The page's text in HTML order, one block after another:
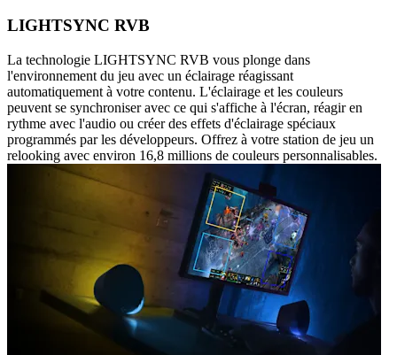
LIGHTSYNC RVB
La technologie LIGHTSYNC RVB vous plonge dans
l'environnement du jeu avec un éclairage réagissant
automatiquement à votre contenu. L'éclairage et les couleurs
peuvent se synchroniser avec ce qui s'affiche à l'écran, réagir en
rythme avec l'audio ou créer des effets d'éclairage spéciaux
programmés par les développeurs. Offrez à votre station de jeu un
relooking avec environ 16,8 millions de couleurs personnalisables.